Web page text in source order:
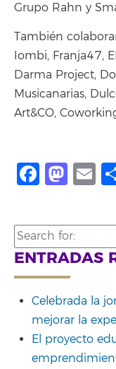
Grupo Rahn y
También
Iombi, Franja47,
Darma Project,
Musicanarias,
Art&CO,
Search
for:
ENTRADAS
Celebrada la
mejorar la
El proyecto